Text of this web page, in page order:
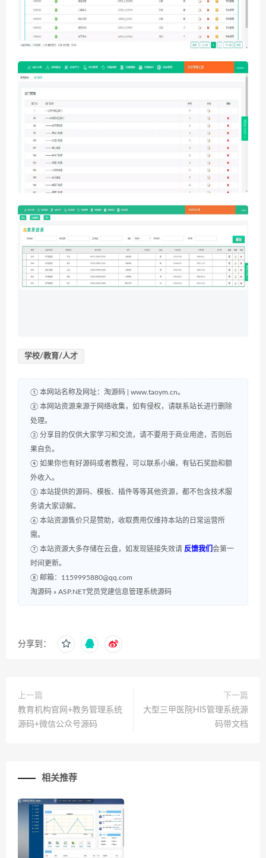
学校/教育/人才
① 本网站名称及网址：淘源码 | www.taoym.cn。
② 本网站资源来源于网络收集，如有侵权，请联系站长进行删除
处理。
③ 分享目的仅供大家学习和交流，请不要用于商业用途，否则后
果自负。
④ 如果你也有好源码或者教程，可以联系小编，有钻石奖励和额
外收入。
⑤ 本站提供的源码、模板、插件等等其他资源，都不包含技术服
务请大家谅解。
⑥ 本站资源售价只是赞助，收取费用仅维持本站的日常运营所
需。
⑦ 本站资源大多存储在云盘，如发现链接失效请 反馈我们 会第一
时间更新。
⑧ 邮箱：1159995880@qq.com
淘源码 » ASP.NET党员党建信息管理系统源码
分享到：
上一篇
教育机构官网+教务管理系统
源码+微信公众号源码
下一篇
大型三甲医院HIS管理系统源
码带文档
相关推荐